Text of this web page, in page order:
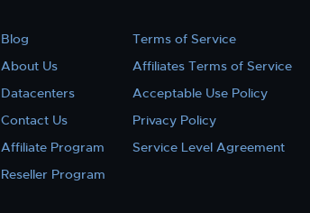
Blog
About Us
Datacenters
Contact Us
Affiliate Program
Reseller Program
Terms of Service
Affiliates Terms of Service
Acceptable Use Policy
Privacy Policy
Service Level Agreement